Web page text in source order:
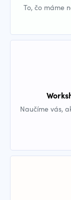
To, čo máme
Naučíme vás,